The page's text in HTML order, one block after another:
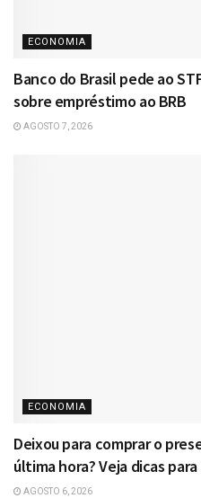
ECONOMIA
Banco do Brasil pede ao
sobre empréstimo ao BRB
AGOSTO 7, 2026
ECONOMIA
Deixou para comprar o
última hora? Veja dicas
AGOSTO 6, 2026